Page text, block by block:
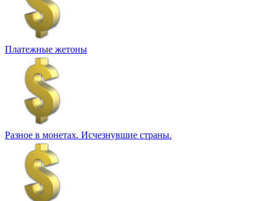
Платежные жетоны
Разное в монетах. Исчезнувшие страны.